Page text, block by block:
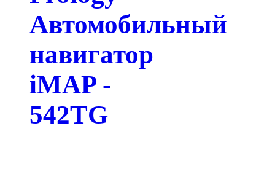
Автомобильный
навигатор
iMAP -
542TG